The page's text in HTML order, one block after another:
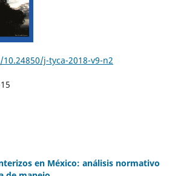
j-tyca-2018-v9-n2
en México: análisis normativo